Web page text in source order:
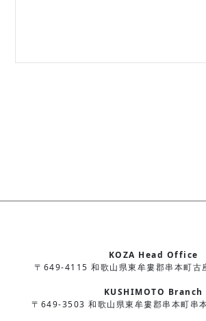
KOZA Head Office
〒649-4115 和歌山県東牟婁郡串本町
KUSHIMOTO Branch
〒649-3503 和歌山県東牟婁郡串本町